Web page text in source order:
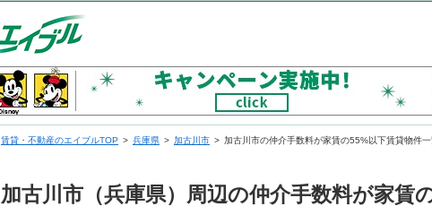
賃貸・不動産のエイブルTOP 兵庫県 加古川市 加古川市の仲介手数料が家賃の55%以下賃貸物件
加古川市（兵庫県）周辺の仲介手数料が家賃